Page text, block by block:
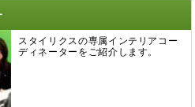
スタイリクスの専属インテリアコー
ディネーターをご紹介します。